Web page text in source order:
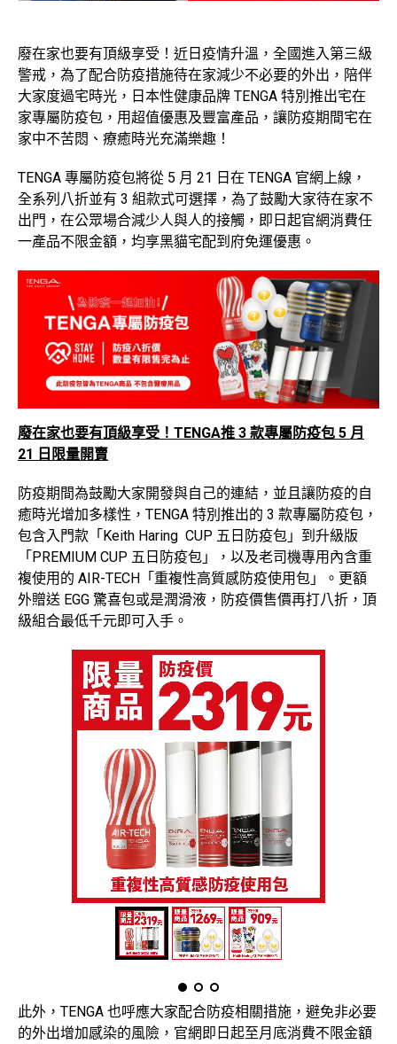
廢在家也要有頂級享受！近日疫情升溫，全國進入第三級
警戒，為了配合防疫措施待在家減少不必要的外出，陪伴
大家度過宅時光，日本性健康品牌 TENGA 特別推出宅在
家專屬防疫包，用超值優惠及豐富產品，讓防疫期間宅在
家中不苦悶、療癒時光充滿樂趣！
TENGA 專屬防疫包將從 5 月 21 日在 TENGA 官網上線，
全系列八折並有 3 組款式可選擇，為了鼓勵大家待在家不
出門，在公眾場合減少人與人的接觸，即日起官網消費任
一產品不限金額，均享黑貓宅配到府免運優惠。
廢在家也要有頂級享受！TENGA推 3 款專屬防疫包 5 月
21 日限量開賣
防疫期間為鼓勵大家開發與自己的連結，並且讓防疫的自
癒時光增加多樣性，TENGA 特別推出的 3 款專屬防疫包，
包含入門款「Keith Haring CUP 五日防疫包」到升級版
「PREMIUM CUP 五日防疫包」，以及老司機專用內含重
複使用的 AIR-TECH「重複性高質感防疫使用包」。更額
外贈送 EGG 驚喜包或是潤滑液，防疫價售價再打八折，頂
級組合最低千元即可入手。
此外，TENGA 也呼應大家配合防疫相關措施，避免非必要
的外出增加感染的風險，官網即日起至月底消費不限金額